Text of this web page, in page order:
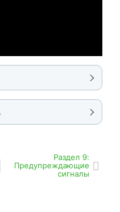
Раздел 9:
Предупреждающие
сигналы